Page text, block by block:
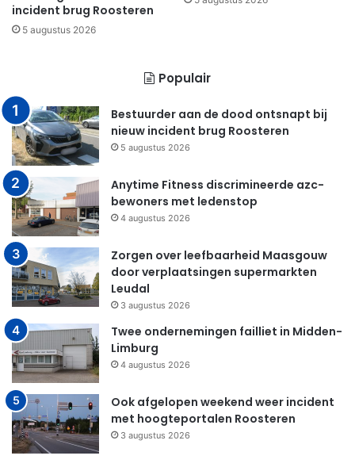
incident brug Roosteren
5 augustus 2026
Populair
Bestuurder aan de dood ontsnapt bij
nieuw incident brug Roosteren
5 augustus 2026
Anytime Fitness discrimineerde azc-
bewoners met ledenstop
4 augustus 2026
Zorgen over leefbaarheid Maasgouw
door verplaatsingen supermarkten
Leudal
3 augustus 2026
Twee ondernemingen failliet in Midden-
Limburg
4 augustus 2026
Ook afgelopen weekend weer incident
met hoogteportalen Roosteren
3 augustus 2026